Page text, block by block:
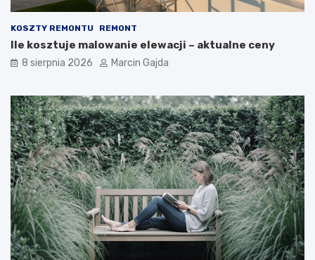
w
d
n
i
l
a
k
u
p
u
j
ą
c
y
c
h
e
o
?
KOSZTY REMONTU REMONT
Ile kosztuje malowanie elewacji – aktualne ceny
8 sierpnia 2026 Marcin Gajda